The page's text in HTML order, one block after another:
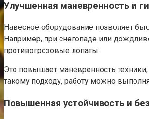
Улучшенная маневренность и
Навесное оборудование позволяет
Например, при снегопаде или
противогрозовые лопаты.
Это повышает маневренность
такому подходу, работу можно
Повышенная устойчивость и